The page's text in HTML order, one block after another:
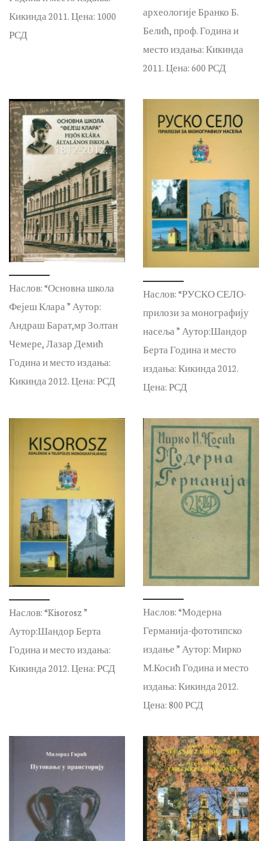
Кикинда 2011. Цена: 1000
РСД
археологије Бранко Б.
Белић, проф. Година и
место издања: Кикинда
2011. Цена: 600 РСД
Наслов: “Основна школа
Фејеш Клара ” Аутор:
Андраш Барат,мр Золтан
Чемере, Лазар Демић
Година и место издања:
Кикинда 2012. Цена: РСД
Наслов: “РУСКО СЕЛО-
прилози за монографију
насеља ” Аутор:Шандор
Берта Година и место
издања: Кикинда 2012.
Цена: РСД
Наслов: “Kisorosz ”
Аутор:Шандор Берта
Година и место издања:
Кикинда 2012. Цена: РСД
Наслов: “Модерна
Германија-фототипско
издање ” Аутор: Мирко
М.Косић Година и место
издања: Кикинда 2012.
Цена: 800 РСД